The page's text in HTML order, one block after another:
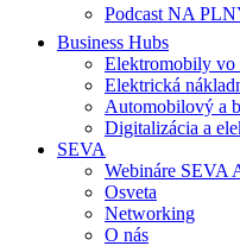
Podcast NA
Business Hubs
Elektromobily vo
Elektrická
Automobilový a
Digitalizácia a
SEVA
Webináre SEVA
Osveta
Networking
O nás